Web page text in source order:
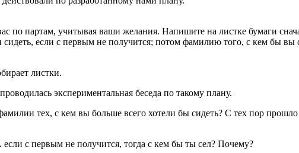
по партам, учитывая ваши желания. Напишите на листке бумаги
если с первым не получится; потом фамилию того, с кем бы вы
листки.
экспериментальная беседа по такому плану.
тех, с кем вы больше всего хотели бы сидеть? С тех пор
с первым не получится, тогда с кем бы ты сел? Почему?